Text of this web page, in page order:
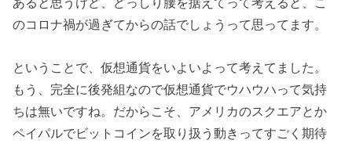
のコロナ禍が過ぎてからの話でしょうって思ってます。
ということで、仮想通貨をいよいよって考えてました。
もう、完全に後発組なので仮想通貨でウハウハって気持
ちは無いですね。だからこそ、アメリカのスクエアとか
ペイパルでビットコインを取り扱う動きってすごく期待